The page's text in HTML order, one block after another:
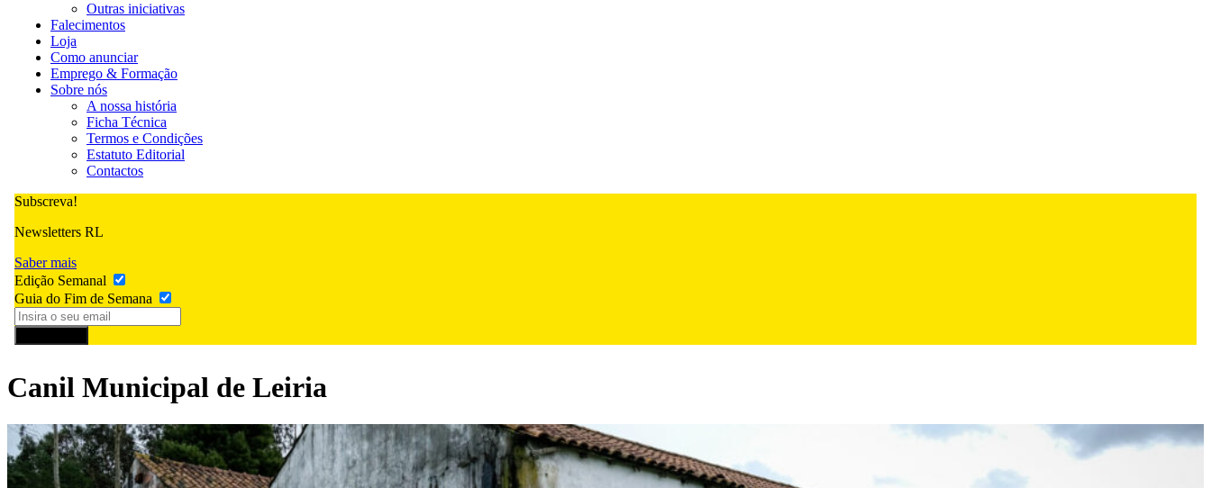
Outras iniciativas
Falecimentos
Loja
Como anunciar
Emprego & Formação
Sobre nós
A nossa história
Ficha Técnica
Termos e Condições
Estatuto Editorial
Contactos
Subscreva!
Newsletters RL
Saber mais
Edição Semanal
Guia do Fim de Semana
Canil Municipal de Leiria